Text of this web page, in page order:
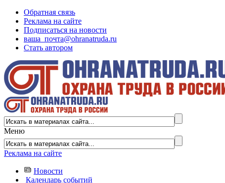
Обратная связь
Реклама на сайте
Подписаться на новости
ваша_почта@ohranatruda.ru
Стать автором
Меню
Реклама на сайте
Новости
Календарь событий